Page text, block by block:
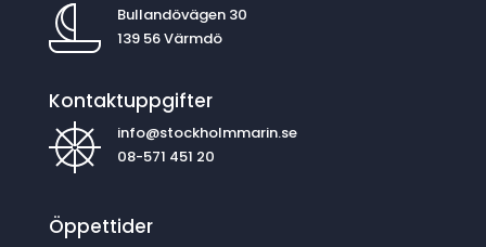
Bullandövägen 30
139 56 Värmdö
Kontaktuppgifter
info@stockholmmarin.se
08-571 451 20
Öppettider